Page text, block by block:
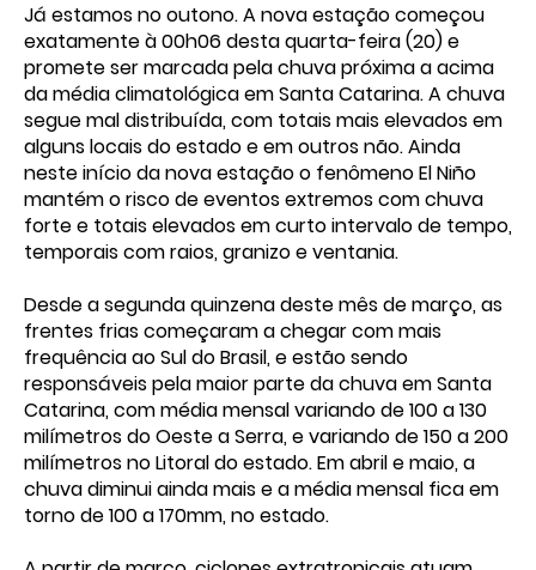
Já estamos no outono. A nova estação começou
exatamente à 00h06 desta quarta-feira (20) e
promete ser marcada pela chuva próxima a acima
da média climatológica em Santa Catarina. A chuva
segue mal distribuída, com totais mais elevados em
alguns locais do estado e em outros não. Ainda
neste início da nova estação o fenômeno El Niño
mantém o risco de eventos extremos com chuva
forte e totais elevados em curto intervalo de tempo,
temporais com raios, granizo e ventania.
Desde a segunda quinzena deste mês de março, as
frentes frias começaram a chegar com mais
frequência ao Sul do Brasil, e estão sendo
responsáveis pela maior parte da chuva em Santa
Catarina, com média mensal variando de 100 a 130
milímetros do Oeste a Serra, e variando de 150 a 200
milímetros no Litoral do estado. Em abril e maio, a
chuva diminui ainda mais e a média mensal fica em
torno de 100 a 170mm, no estado.